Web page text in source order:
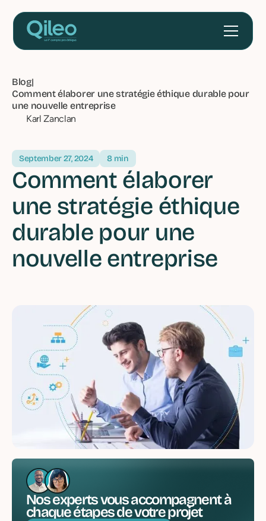
Blog|
Comment élaborer une stratégie éthique durable pour
une nouvelle entreprise
Karl Zanclan
September 27, 2024 8 min
Comment élaborer
une stratégie éthique
durable pour une
nouvelle entreprise
Nos experts vous accompagnent à
chaque étapes de votre projet